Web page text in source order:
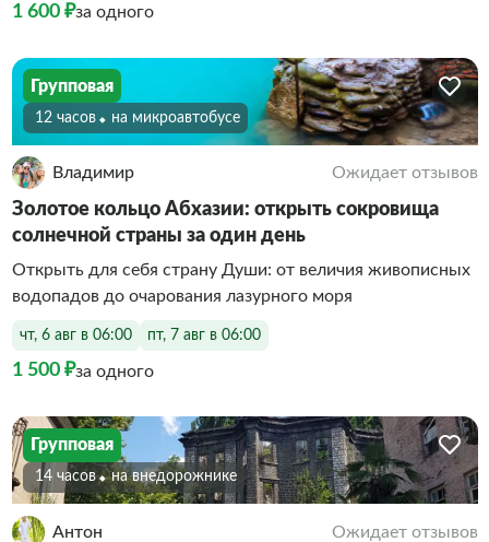
1 600 ₽за одного
Групповая
12 часов На микроавтобусе
Владимир Ожидает отзывов
Золотое кольцо Абхазии: открыть сокровища
солнечной страны за один день
Открыть для себя страну Души: от величия живописных
водопадов до очарования лазурного моря
чт, 6 авг в 06:00 пт, 7 авг в 06:00
1 500 ₽за одного
Групповая
14 часов На внедорожнике
Антон Ожидает отзывов